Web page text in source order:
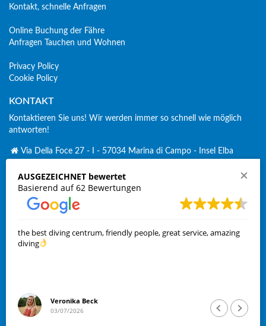
Kontakt, schnelle Anfragen
Online Buchung der Fähre
Anfragen Tauchen und Wohnen
Privacy Policy
Cookie Policy
KONTAKT
Kontaktieren Sie uns! Wir werden immer so schnell wie möglich
antworten!
Via Della Foce 27 - I - 57034 Marina di Campo - Insel Elba
Click to Call
spirosub-volki@elbalink.it
volki.ka@gmx.de
Copyright © 2016
AUSGEZEICHNET bewertet
Basierend auf 62 Bewertungen
the best diving centrum, friendly people, great service, amazing
diving
Veronika Beck
03/07/2026